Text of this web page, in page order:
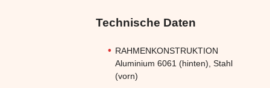
Technische Daten
RAHMENKONSTRUKTION
Aluminium 6061 (hinten), Stahl
(vorn)